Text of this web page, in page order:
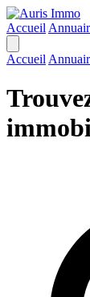
Accueil
Accueil